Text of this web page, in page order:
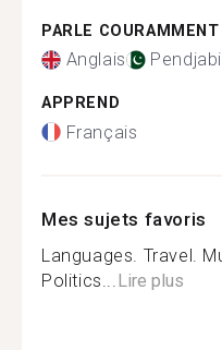
PARLE COURAMMENT
Anglais Pendjabi
APPREND
Français
Mes sujets favoris
Languages. Travel.
Politics... Lire plus